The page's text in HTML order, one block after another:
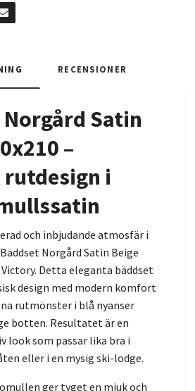
RECENSIONER
Satin
–
rutdesign i
och inbjudande atmosfär i
Norgård Satin Beige
Detta eleganta bäddset
design med modern komfort
rutmönster i blå nyanser
botten. Resultatet är en
look som passar lika bra i
eller i en mysig ski-lodge.
ger tyget en mjuk och